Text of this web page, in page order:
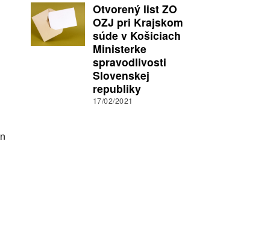
Otvorený list ZO
OZJ pri Krajskom
súde v Košiciach
Ministerke
spravodlivosti
Slovenskej
republiky
17/02/2021